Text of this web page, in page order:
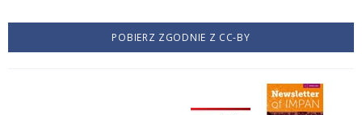
POBIERZ ZGODNIE Z CC-BY